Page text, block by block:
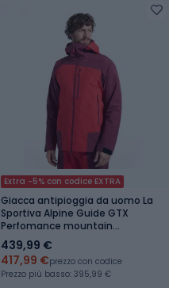
Extra -5% con codice EXTRA
Giacca antipioggia da uomo La
Sportiva Alpine Guide GTX
Perfomance mountain
red/redwood
439,99 €
417,99 €prezzo con codice
Prezzo più basso: 395,99 €